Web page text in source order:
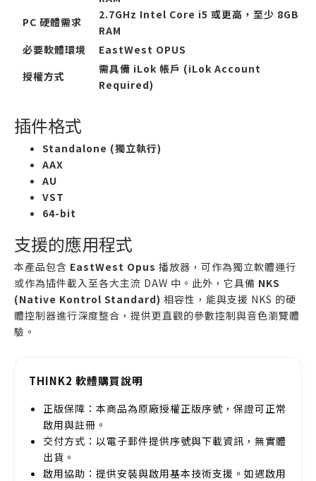
PC 硬體需求
2.7GHz Intel Core i5 或更高，至少 8GB
RAM
必要軟體環境
EastWest OPUS
授權方式
需具備 iLok 帳戶 (iLok Account
Required)
插件格式
Standalone (獨立執行)
AAX
AU
VST
64-bit
支援的應用程式
本產品包含 EastWest Opus 播放器，可作為獨立軟體運行
或作為插件載入至各大主流 DAW 中。此外，它具備 NKS
(Native Kontrol Standard) 相容性，能與支援 NKS 的硬
體控制器進行深度整合，提供更直觀的參數控制與音色瀏覽體
驗。
THINK2 軟體購買說明
正版保障：本商品為原廠授權正版序號，保證可正常
啟用與註冊。
交付方式：以電子郵件提供序號與下載資訊，無實體
出貨。
啟用協助：提供安裝與啟用基本技術支援。如遇啟用